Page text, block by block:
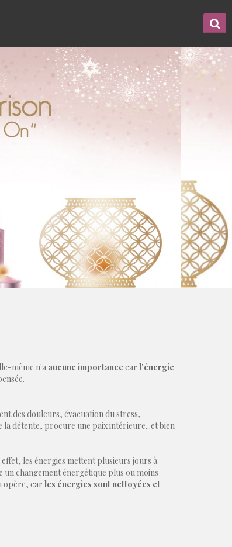
même n'a aucune importance car l'énergie
des douleurs, évacuation du stress,
détente, procure une paix intérieure...et bien
les énergies mettent plusieurs jours à
changement énergétique plus ou moins
opère, car les énergies sont nettoyées et